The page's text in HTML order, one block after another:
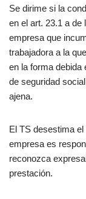
Se dirime si la
en el art. 23.1 a de
empresa que
trabajadora a la
en la forma debida
de seguridad
ajena.
El TS desestima
empresa es
reconozca
prestación.